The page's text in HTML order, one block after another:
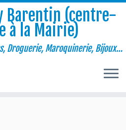
Barentin (centre-
à la Mairie)
Droguerie, Maroquinerie, Bijoux…